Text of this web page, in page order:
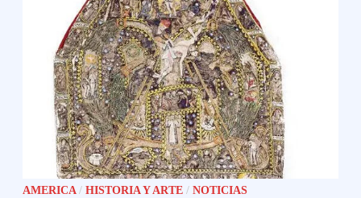
AMERICA/HISTORIA Y ARTE /NOTICIAS